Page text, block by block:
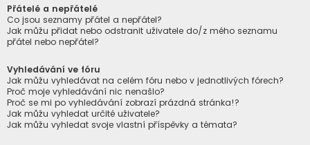
Přátelé a nepřátelé
Co jsou seznamy přátel a nepřátel?
Jak můžu přidat nebo odstranit uživatele do/z mého seznamu
přátel nebo nepřátel?
Vyhledávání ve fóru
Jak můžu vyhledávat na celém fóru nebo v jednotlivých fórech?
Proč moje vyhledávání nic nenašlo?
Proč se mi po vyhledávání zobrazí prázdná stránka!?
Jak můžu vyhledat určité uživatele?
Jak můžu vyhledat svoje vlastní příspěvky a témata?